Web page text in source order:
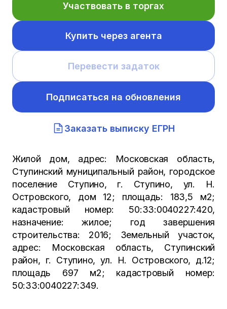
Участвовать в торгах
Купить через агента
Перевести задаток
Подписаться на обновления
Заказать выписку ЕГРН
Жилой дом, адрес: Московская область,
Ступинский муниципальный район, городское
поселение Ступино, г. Ступино, ул. Н.
Островского, дом 12; площадь: 183,5 м2;
кадастровый номер: 50:33:0040227:420,
назначение: жилое; год завершения
строительства: 2016; Земельный участок,
адрес: Московская область, Ступинский
район, г. Ступино, ул. Н. Островского, д.12;
площадь 697 м2; кадастровый номер:
50:33:0040227:349.